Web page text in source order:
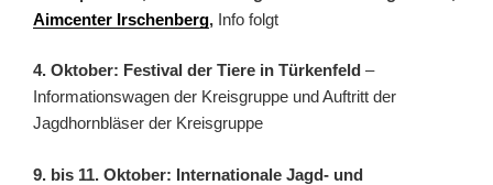
Aimcenter Irschenberg, Info folgt
4. Oktober: Festival der Tiere in Türkenfeld –
Informationswagen der Kreisgruppe und Auftritt der
Jagdhornbläser der Kreisgruppe
9. bis 11. Oktober: Internationale Jagd- und